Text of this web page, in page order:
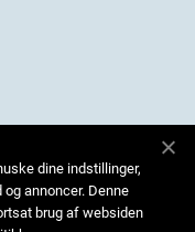
dine indstillinger,
annoncer. Denne
brug af websiden